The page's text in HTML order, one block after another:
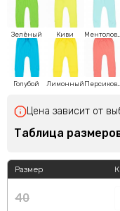
Зелёный Киви Ментоловый
Голубой Лимонный Персиковый
Цена зависит от
Таблица
Размер
40